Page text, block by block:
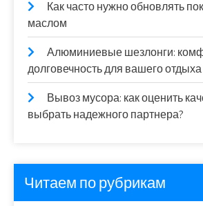
Как часто нужно обновлять
маслом
Алюминиевые шезлонги:
долговечность для вашего отдыха
Вывоз мусора: как оценить
выбрать надежного партнера?
Читаем по рубрикам